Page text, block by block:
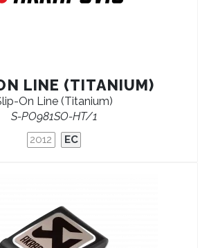
LINE (TITANIUM)
On Line (Titanium)
S-PO981SO-HT/1
2012 EC